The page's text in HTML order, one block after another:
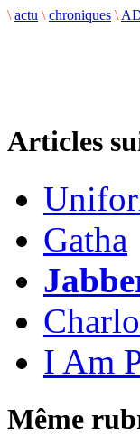
\ actu \ chroniques \
Articles
Gatha
I Am
Même